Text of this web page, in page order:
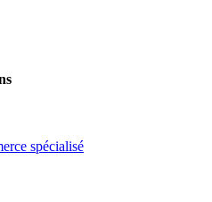
spécialisé